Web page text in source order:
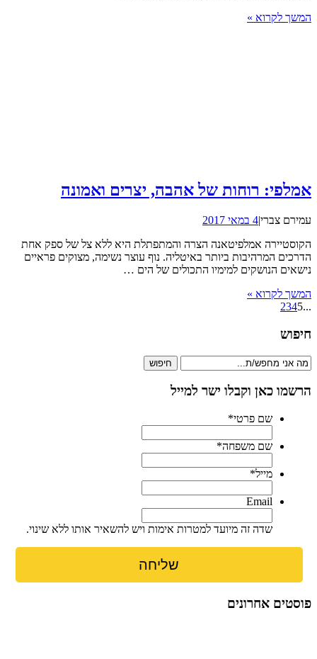
המשך לקרוא »
אמלפי: רוחות של אהבה, יצרים ואמונה
עמירם צברי|4 במאי 2017
הקוסטיירה אמלפיטאנה הצרה והמתפתלת היא ללא צל של ספק אחת
הדרכים המרהיבות ביותר באיטליה. נוף עוצר נשימה, מצוקים פראיים
נישאים הנושקים למימיו התכולים של הים …
המשך לקרוא »
...
2345
חיפוש
חיפוש
הרשמו כאן וקבלו ישר למייל
שם פרטי*
שם משפחה*
מייל*
Email
שדה זה מיועד למטרות אימות ויש להשאיר אותו ללא שינוי.
פוסטים אחרונים